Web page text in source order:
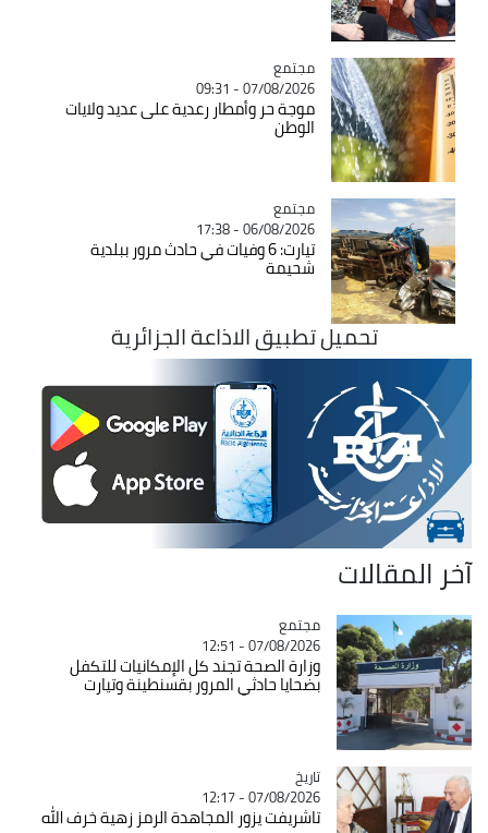
Catégorie
مجتمع
07/08/2026 - 09:31
موجة حر وأمطار رعدية على عديد ولايات
الوطن
Catégorie
مجتمع
06/08/2026 - 17:38
تيارت: 6 وفيات في حادث مرور ببلدية
شحيمة
تحميل تطبيق الاذاعة الجزائرية
آخر المقالات
Catégorie
مجتمع
07/08/2026 - 12:51
وزارة الصحة تجند كل الإمكانيات للتكفل
بضحايا حادثي المرور بقسنطينة وتيارت
Catégorie
تاريخ
07/08/2026 - 12:17
تاشريفت يزور المجاهدة الرمز زهية خرف الله